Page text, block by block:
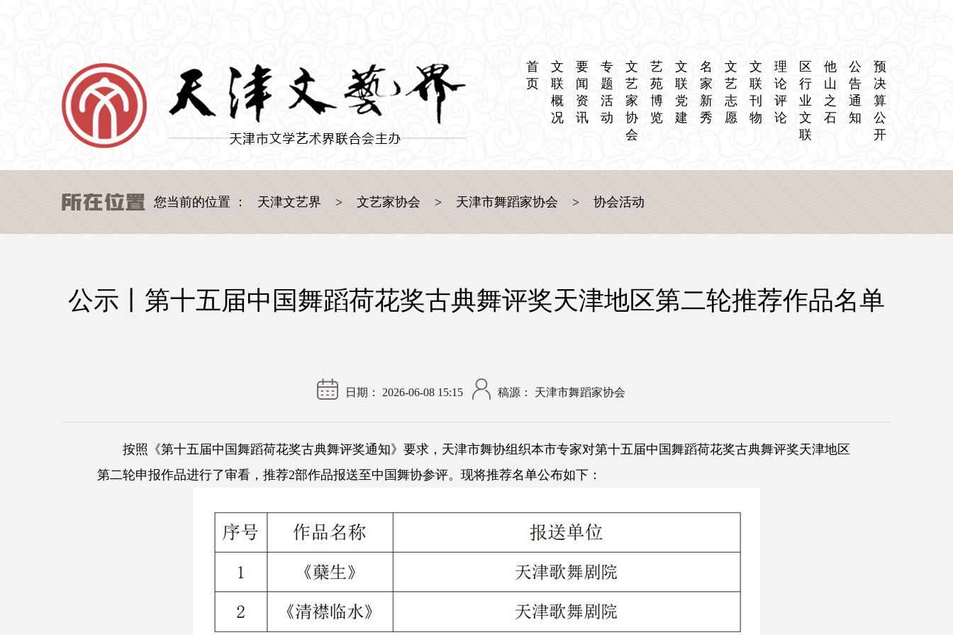
首
页
文
联
概
况
要
闻
资
讯
专
题
活
动
文
艺
家
协
会
艺
苑
博
览
文
联
党
建
名
家
新
秀
文
艺
志
愿
文
联
刊
物
理
论
评
论
区
行
业
文
联
他
山
之
石
公
告
通
知
预
决
算
公
开
您当前的位置 ： 天津文艺界 > 文艺家协会 > 天津市舞蹈家协会 > 协会活动
公示丨第十五届中国舞蹈荷花奖古典舞评奖天津地区第二轮推荐作品名单
日期： 2026-06-08 15:15 稿源： 天津市舞蹈家协会
按照《第十五届中国舞蹈荷花奖古典舞评奖通知》要求，天津市舞协组织本市专家对第十五届中国舞蹈荷花奖古典舞评奖天津地区
第二轮申报作品进行了审看，推荐2部作品报送至中国舞协参评。现将推荐名单公布如下：